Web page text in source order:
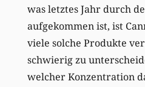
was letztes Jahr durch
aufgekommen ist, ist
viele solche Produkte
schwierig zu
welcher Konzentration